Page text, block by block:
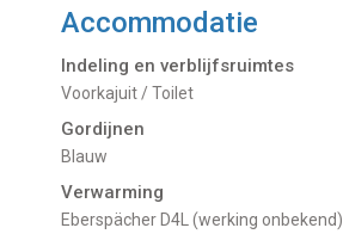
Accommodatie
Indeling en verblijfsruimtes
Voorkajuit / Toilet
Gordijnen
Blauw
Verwarming
Eberspächer D4L (werking onbekend)